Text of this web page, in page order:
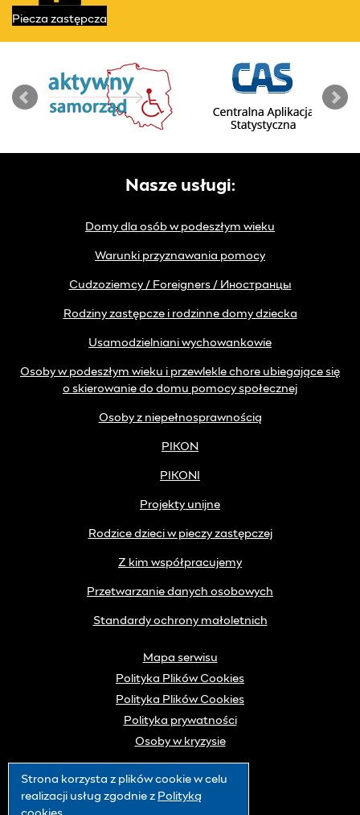
Strona korzysta z plikówcookie w celu
realizacji usług zgodnie z Polityką
Piecza zastępcza
Nasze usługi:
Domy dla osób w podeszłym wieku
Warunki przyznawania pomocy
Cudzoziemcy / Foreigners / Иностранцы
Rodziny zastępcze i rodzinne domy dziecka
Usamodzielniani wychowankowie
Osoby w podeszłym wieku i przewlekle chore ubiegające się
o skierowanie do domu pomocy społecznej
Osoby z niepełnosprawnością
PIKON
PIKONI
Projekty unijne
Rodzice dzieci w pieczy zastępczej
Z kim współpracujemy
Przetwarzanie danych osobowych
Standardy ochrony małoletnich
Mapa serwisu
Polityka Plików Cookies
Polityka Plików Cookies
Polityka prywatności
Osoby w kryzysie